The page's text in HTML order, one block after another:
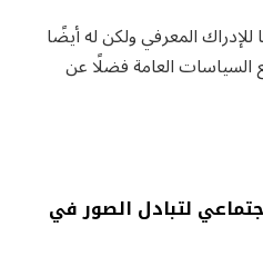
المعرفي ولكن له أيضًا
السياسات العامة فضلًا عن
لتبادل الصور في